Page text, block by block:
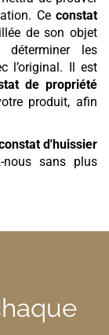
Ce constat
de son objet
les
l’original. Il est
de propriété
produit, afin
d'huissier
nous sans plus